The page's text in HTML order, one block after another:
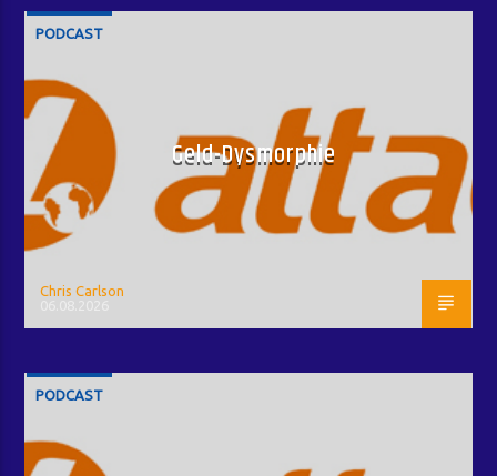
PODCAST
Geld-Dysmorphie
Chris Carlson
PODCAST